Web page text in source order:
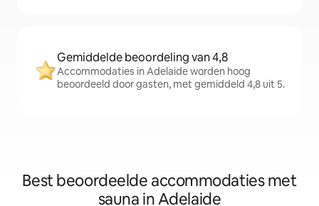
Gemiddelde beoordeling van 4,8
Accommodaties in Adelaide worden hoog
beoordeeld door gasten, met gemiddeld 4,8 uit 5.
Best beoordeelde accommodaties met
sauna in Adelaide